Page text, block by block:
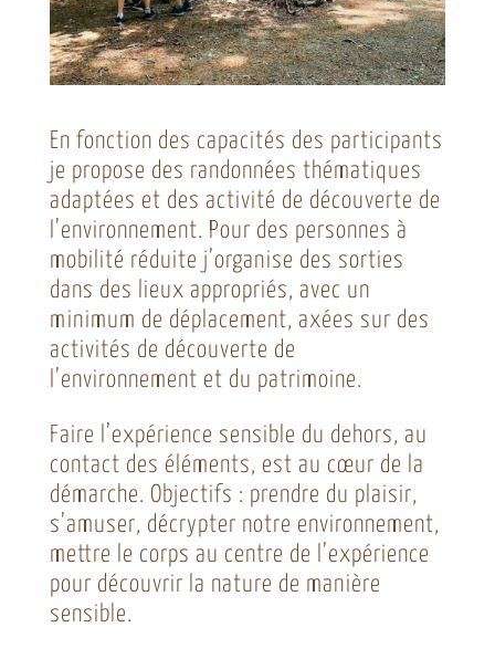
En fonction des capacités des participants
je propose des randonnées thématiques
adaptées et des activité de découverte de
l’environnement. Pour des personnes à
mobilité réduite j’organise des sorties
dans des lieux appropriés, avec un
minimum de déplacement, axées sur des
activités de découverte de
l’environnement et du patrimoine.
Faire l’expérience sensible du dehors, au
contact des éléments, est au cœur de la
démarche. Objectifs : prendre du plaisir,
s’amuser, décrypter notre environnement,
mettre le corps au centre de l’expérience
pour découvrir la nature de manière
sensible.